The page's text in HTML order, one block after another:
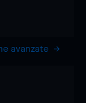
avanzate